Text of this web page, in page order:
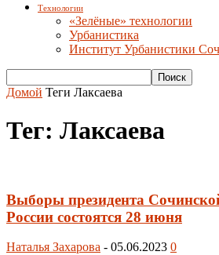
Технологии
«Зелёные» технологии
Урбанистика
Институт Урбанистики
Домой Теги Лаксаева
Тег: Лаксаева
Выборы президента
России состоятся 28 июня
Наталья Захарова - 05.06.2023 0